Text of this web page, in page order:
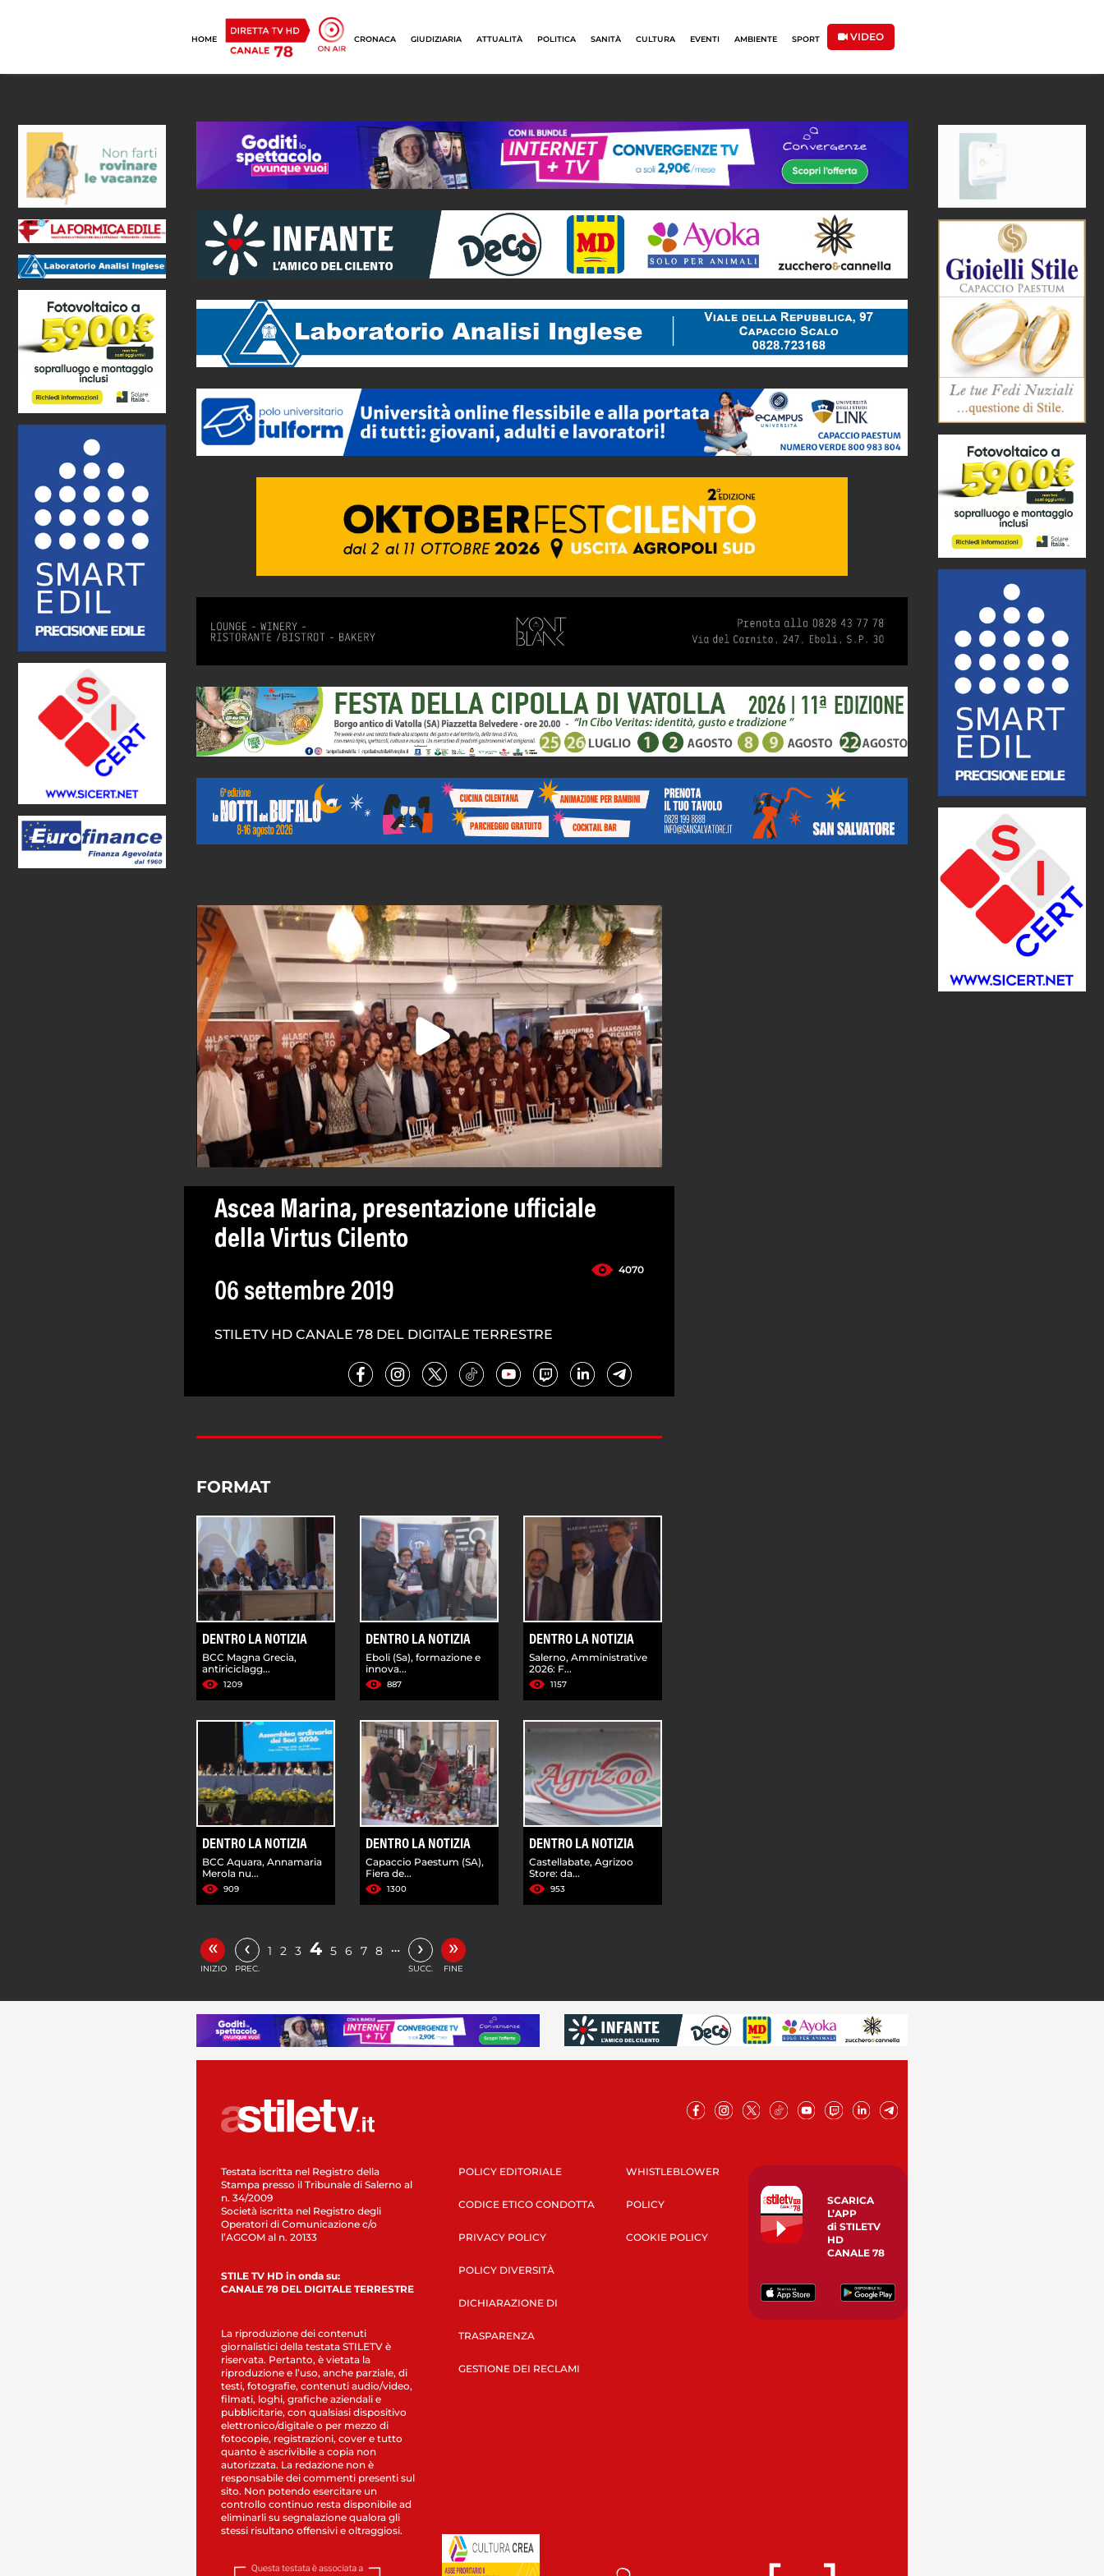
HOME CRONACA GIUDIZIARIA ATTUALITÀ POLITICA SANITÀ CULTURA EVENTI AMBIENTE SPORT VIDEO
Ascea Marina, presentazione ufficiale
della Virtus Cilento
4070
06 settembre 2019
STILETV HD CANALE 78 DEL DIGITALE TERRESTRE
FORMAT
DENTRO LA NOTIZIA
BCC Magna Grecia,
antiriciclagg...
1209
DENTRO LA NOTIZIA
Eboli (Sa), formazione e
innova...
887
DENTRO LA NOTIZIA
Salerno, Amministrative
2026: F...
1157
DENTRO LA NOTIZIA
BCC Aquara, Annamaria
Merola nu...
909
DENTRO LA NOTIZIA
Capaccio Paestum (SA),
Fiera de...
1300
DENTRO LA NOTIZIA
Castellabate, Agrizoo
Store: da...
953
«
INIZIO
‹
PREC.
1 2 3 4 5 6 7 8 … ›
SUCC.
»
FINE
Testata iscritta nel Registro della
Stampa presso il Tribunale di Salerno al
n. 34/2009
Società iscritta nel Registro degli
Operatori di Comunicazione c/o
l’AGCOM al n. 20133
STILE TV HD in onda su:
CANALE 78 DEL DIGITALE TERRESTRE
La riproduzione dei contenuti
giornalistici della testata STILETV è
riservata. Pertanto, è vietata la
riproduzione e l’uso, anche parziale, di
testi, fotografie, contenuti audio/video,
filmati, loghi, grafiche aziendali e
pubblicitarie, con qualsiasi dispositivo
elettronico/digitale o per mezzo di
fotocopie, registrazioni, cover e tutto
quanto è ascrivibile a copia non
autorizzata. La redazione non è
responsabile dei commenti presenti sul
sito. Non potendo esercitare un
controllo continuo resta disponibile ad
eliminarli su segnalazione qualora gli
stessi risultano offensivi e oltraggiosi.
POLICY EDITORIALE
CODICE ETICO CONDOTTA
PRIVACY POLICY
POLICY DIVERSITÀ
DICHIARAZIONE DI
TRASPARENZA
GESTIONE DEI RECLAMI
WHISTLEBLOWER
POLICY
COOKIE POLICY
SCARICA
L’APP
di STILETV
HD
CANALE 78